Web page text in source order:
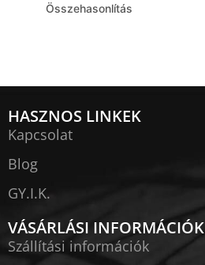
Összehasonlítás
HASZNOS LINKEK
Kapcsolat
Blog
GY.I.K.
VÁSÁRLÁSI INFORMÁCIÓK
Szállítási információk